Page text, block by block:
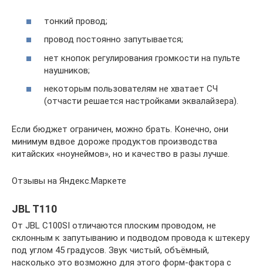
тонкий провод;
провод постоянно запутывается;
нет кнопок регулирования громкости на пульте
наушников;
некоторым пользователям не хватает СЧ
(отчасти решается настройками эквалайзера).
Если бюджет ограничен, можно брать. Конечно, они
минимум вдвое дороже продуктов производства
китайских «ноунеймов», но и качество в разы лучше.
Отзывы на Яндекс.Маркете
JBL T110
От JBL C100SI отличаются плоским проводом, не
склонным к запутыванию и подводом провода к штекеру
под углом 45 градусов. Звук чистый, объёмный,
насколько это возможно для этого форм-фактора с